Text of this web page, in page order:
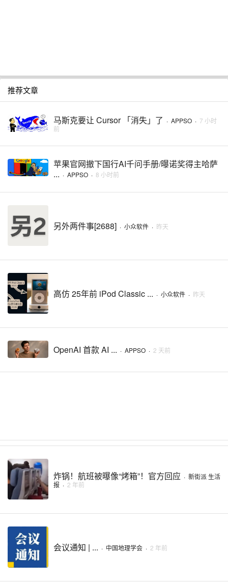
推荐文章
马斯克要让 Cursor 「消失」了 · APPSO · 7 小时
前
苹果官网撤下国行AI千问手册/曝诺奖得主哈萨
... · APPSO · 8 小时前
另外两件事[2688] · 小众软件 · 昨天
高仿 25年前 iPod Classic ... · 小众软件 · 昨天
OpenAI 首款 AI ... · APPSO · 2 天前
炸锅！航班被曝像“烤箱”！官方回应 · 新街派 生活
报 · 2 年前
会议通知 | ... · 中国地理学会 · 2 年前